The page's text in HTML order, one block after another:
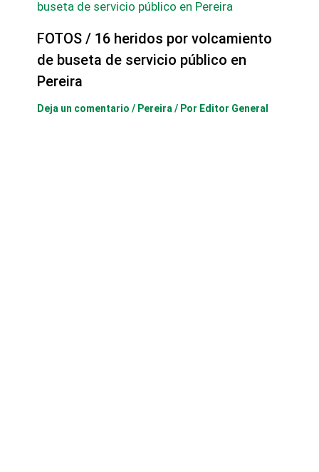
FOTOS / 16 heridos por volcamiento
de buseta de servicio público en
Pereira
Deja un comentario / Pereira/ Por Editor General